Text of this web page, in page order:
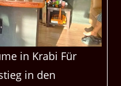
in Krabi Für
in den